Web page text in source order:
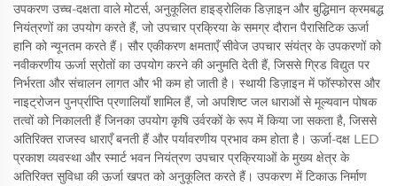
उपकरण उच्च-दक्षता वाले मोटर्स, अनुकूलित हाइड्रोलिक डिज़ाइन और बुद्धिमान क्रमबद्ध
नियंत्रणों का उपयोग करते हैं, जो उपचार प्रक्रिया के समग्र दौरान पैरासिटिक ऊर्जा
हानि को न्यूनतम करते हैं। सौर एकीकरण क्षमताएँ सीवेज उपचार संयंत्र के उपकरणों को
नवीकरणीय ऊर्जा स्रोतों का उपयोग करने की अनुमति देती हैं, जिससे ग्रिड विद्युत पर
निर्भरता और संचालन लागत और भी कम हो जाती है। स्थायी डिज़ाइन में फॉस्फोरस और
नाइट्रोजन पुनर्प्राप्ति प्रणालियाँ शामिल हैं, जो अपशिष्ट जल धाराओं से मूल्यवान पोषक
तत्वों को निकालती हैं जिनका उपयोग कृषि उर्वरकों के रूप में किया जा सकता है, जिससे
अतिरिक्त राजस्व धाराएँ बनती हैं और पर्यावरणीय प्रभाव कम होता है। ऊर्जा-दक्ष LED
प्रकाश व्यवस्था और स्मार्ट भवन नियंत्रण उपचार प्रक्रियाओं के मुख्य क्षेत्र के
अतिरिक्त सुविधा की ऊर्जा खपत को अनुकूलित करते हैं। उपकरण में टिकाऊ निर्माण